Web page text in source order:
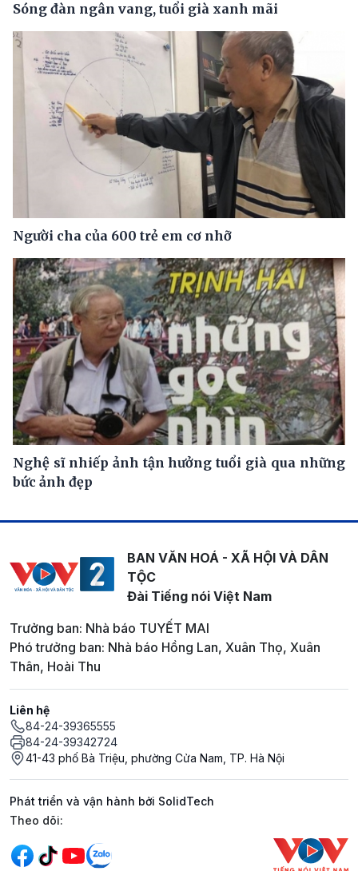
Sóng đàn ngân vang, tuổi già xanh mãi
Người cha của 600 trẻ em cơ nhỡ
Nghệ sĩ nhiếp ảnh tận hưởng tuổi già qua những
bức ảnh đẹp
BAN VĂN HOÁ - XÃ HỘI VÀ DÂN
TỘC
Đài Tiếng nói Việt Nam
Trưởng ban: Nhà báo TUYẾT MAI
Phó trưởng ban: Nhà báo Hồng Lan, Xuân Thọ, Xuân
Thân, Hoài Thu
Liên hệ
84-24-39365555
84-24-39342724
41-43 phố Bà Triệu, phường Cửa Nam, TP. Hà Nội
Phát triển và vận hành bởi SolidTech
Mạng xã hội
Theo dõi: